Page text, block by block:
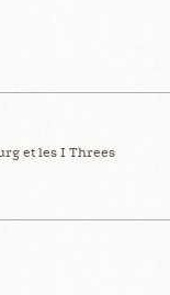
et les I Threes